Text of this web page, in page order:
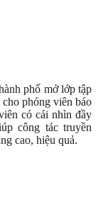
phố mở lớp tập
phóng viên báo
có cái nhìn đầy
công tác truyền
cao, hiệu quả.